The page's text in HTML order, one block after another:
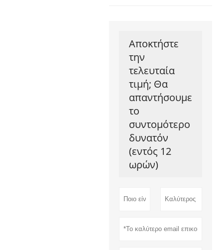
Αποκτήστε
την
τελευταία
τιμή; Θα
απαντήσουμε
το
συντομότερο
δυνατόν
(εντός 12
ωρών)